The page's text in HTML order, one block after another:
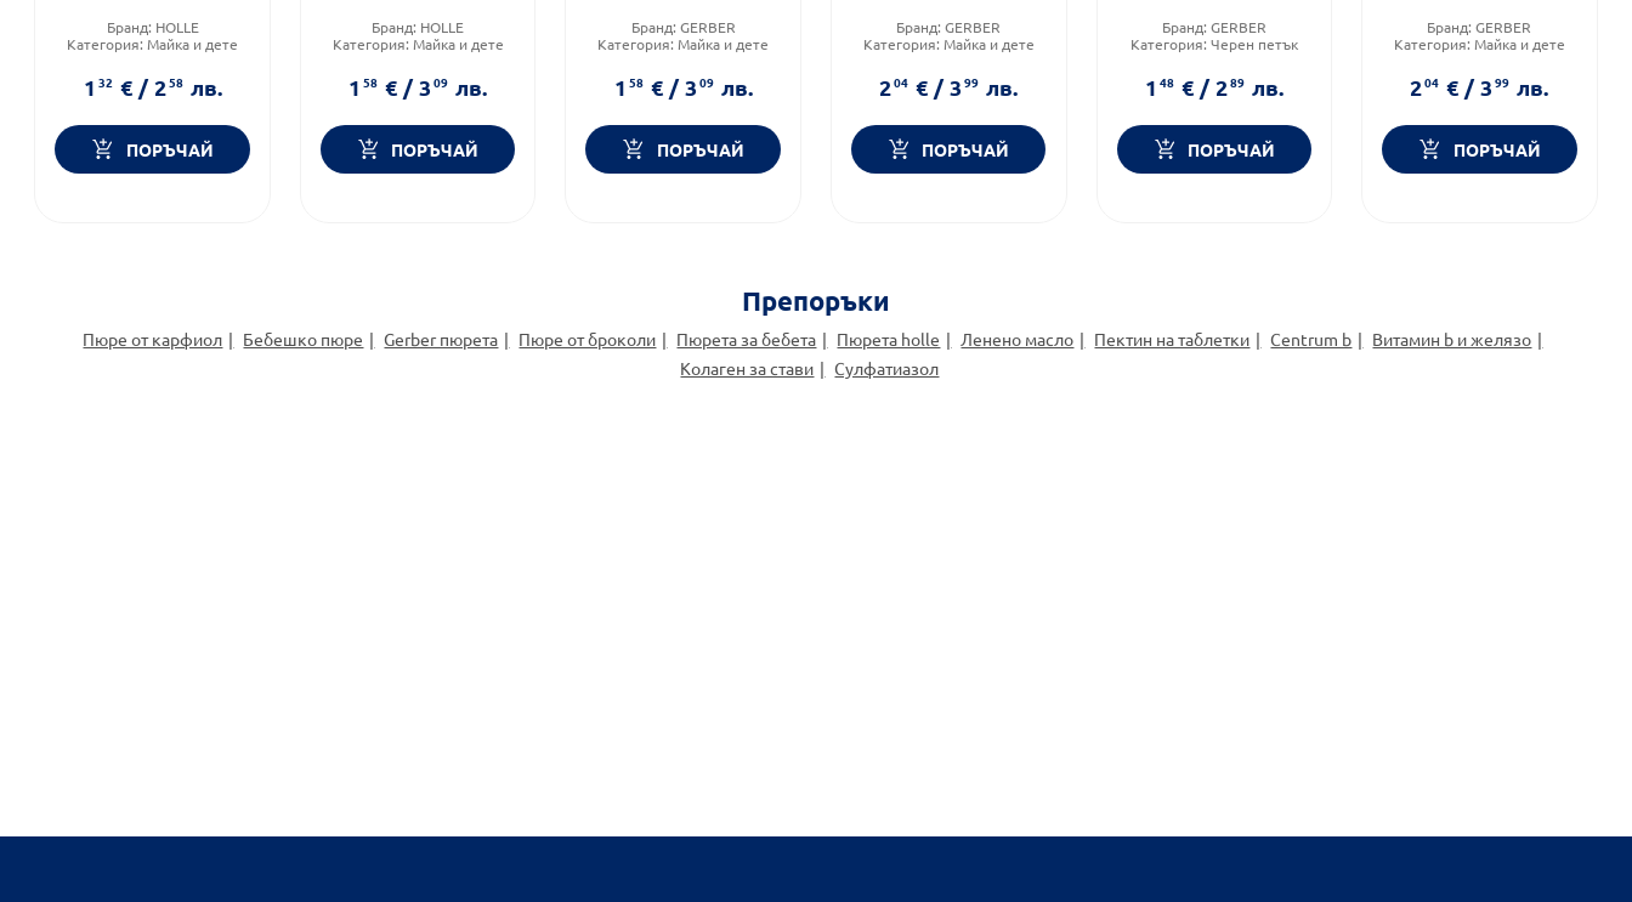
Бранд: HOLLE
Категория: Майка и дете
132 € / 258 лв.
ПОРЪЧАЙ
Бранд: HOLLE
Категория: Майка и дете
158 € / 309 лв.
ПОРЪЧАЙ
Бранд: GERBER
Категория: Майка и дете
158 € / 309 лв.
ПОРЪЧАЙ
Бранд:GERBER
Категория: Майка и дете
204 € / 399 лв.
ПОРЪЧАЙ
Бранд: GERBER
Категория: Черен петък
148 € / 289 лв.
ПОРЪЧАЙ
Бранд:GERBER
Категория: Майка и дете
204 € / 399 лв.
ПОРЪЧАЙ
Препоръки
Пюре от карфиол Бебешко пюре Gerber пюрета Пюре от броколи Пюрета за бебета Пюрета holle Ленено масло Пектин на таблетки Centrum b
Витамин b и желязо
Колаген за стави
Сулфатиазол